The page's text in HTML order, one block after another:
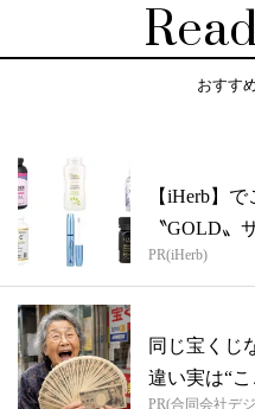
おすす
【iHerb】
〝GOLD〟
PR(iHerb)
同じ宝くじ
違い実は“こ
PR(合同会社デ